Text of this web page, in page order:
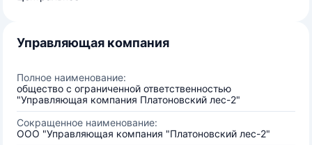
Управляющая компания
Полное наименование:
общество с ограниченной ответственностью
"Управляющая компания Платоновский лес-2"
Сокращенное наименование:
ООО "Управляющая компания "Платоновский лес-2"